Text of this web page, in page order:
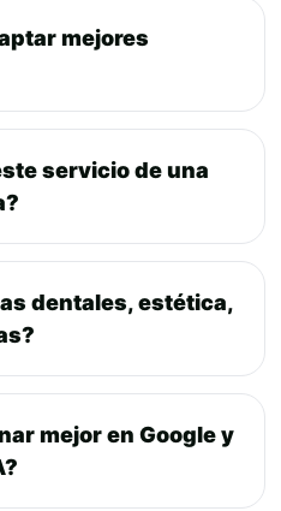
mejores
servicio de una
dentales, estética,
mejor en Google y